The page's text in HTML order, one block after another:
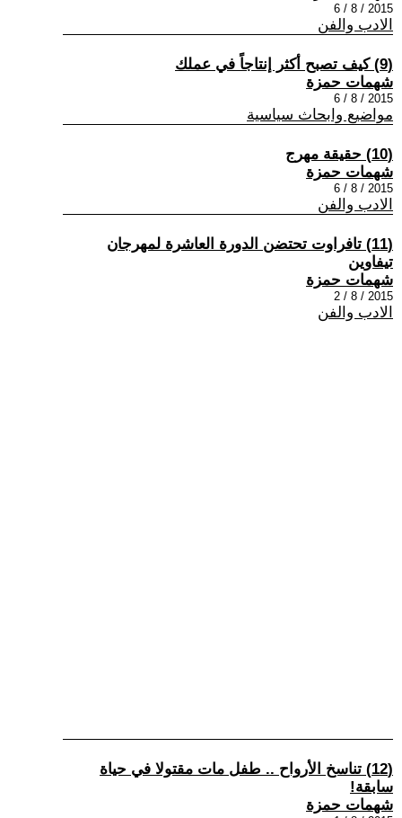
2015 / 8 / 6
الادب والفن
(9) كيف تصبح أكثر إنتاجاً في عملك
شهمات حمزة
2015 / 8 / 6
مواضيع وابحاث سياسية
(10) حقيقة مهرج
شهمات حمزة
2015 / 8 / 6
الادب والفن
(11) تافراوت تحتضن الدورة العاشرة لمهرجان
تيفاوين
شهمات حمزة
2015 / 8 / 2
الادب والفن
(12) تناسخ الأرواح .. طفل مات مقتولا في حياة
سابقة!
شهمات حمزة